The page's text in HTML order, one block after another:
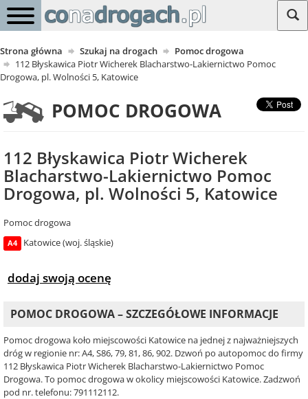
Strona główna Szukaj na drogach
Pomoc drogowa
112 Błyskawica Piotr Wicherek Blacharstwo-Lakiernictwo Pomoc
Drogowa, pl. Wolności 5, Katowice
POMOC DROGOWA
112 Błyskawica Piotr Wicherek
Blacharstwo-Lakiernictwo Pomoc
Drogowa, pl. Wolności 5, Katowice
Pomoc drogowa
A4 Katowice (woj. śląskie)
dodaj swoją ocenę
POMOC DROGOWA – SZCZEGÓŁOWE INFORMACJE
Pomoc drogowa koło miejscowości Katowice na jednej z najważniejszych
dróg w regionie nr: A4, S86, 79, 81, 86, 902. Dzwoń po autopomoc do firmy
112 Błyskawica Piotr Wicherek Blacharstwo-Lakiernictwo Pomoc
Drogowa. To pomoc drogowa w okolicy miejscowości Katowice. Zadzwoń
pod nr. telefonu: 791112112.